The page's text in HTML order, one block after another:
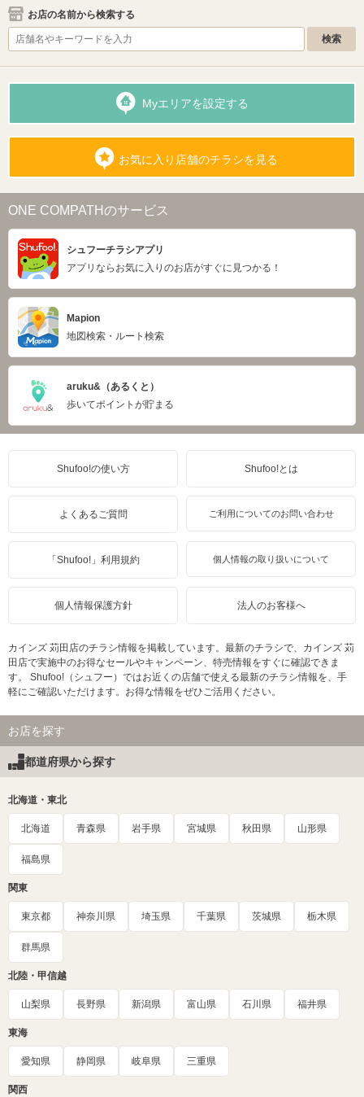
お店の名前から検索する
Myエリアを設定する
お気に入り店舗のチラシを見る
ONE COMPATHのサービス
シュフーチラシアプリ
アプリならお気に入りのお店がすぐに見つかる！
Mapion
地図検索・ルート検索
aruku&（あるくと）
歩いてポイントが貯まる
Shufoo!の使い方 Shufoo!とは
よくあるご質問 ご利用についてのお問い合わせ
「Shufoo!」利用規約 個人情報の取り扱いについて
個人情報保護方針 法人のお客様へ
カインズ 苅田店のチラシ情報を掲載しています。最新のチラシで、カインズ 苅
田店で実施中のお得なセールやキャンペーン、特売情報をすぐに確認できま
す。 Shufoo!（シュフー）ではお近くの店舗で使える最新のチラシ情報を、手
軽にご確認いただけます。お得な情報をぜひご活用ください。
お店を探す
都道府県から探す
北海道・東北
北海道 青森県 岩手県 宮城県 秋田県 山形県
福島県
関東
東京都 神奈川県 埼玉県 千葉県 茨城県 栃木県
群馬県
北陸・甲信越
山梨県 長野県 新潟県 富山県 石川県 福井県
東海
愛知県 静岡県 岐阜県 三重県
関西